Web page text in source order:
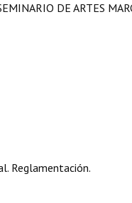
DE ARTES
Reglamentación.